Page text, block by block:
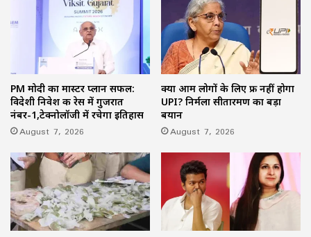
PM मोदी का मास्टर प्लान सफल:
विदेशी निवेश की रेस में गुजरात
नंबर-1,टेक्नोलॉजी में रचेगा इतिहास
August 7, 2026
क्या आम लोगों के लिए फ्री नहीं होगा
UPI? निर्मला सीतारमण का बड़ा
बयान
August 7, 2026